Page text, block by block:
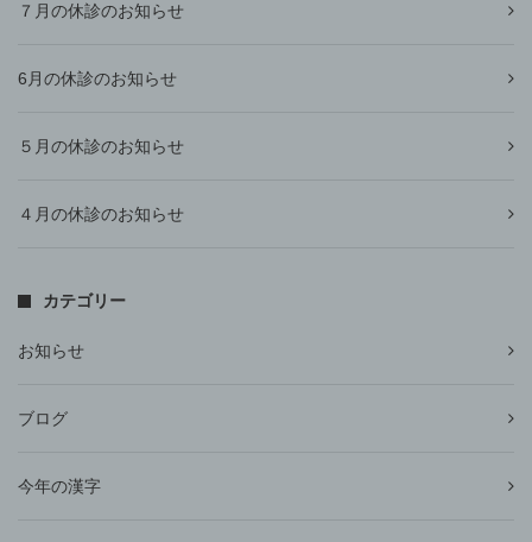
７月の休診のお知らせ
6月の休診のお知らせ
５月の休診のお知らせ
４月の休診のお知らせ
カテゴリー
お知らせ
ブログ
今年の漢字